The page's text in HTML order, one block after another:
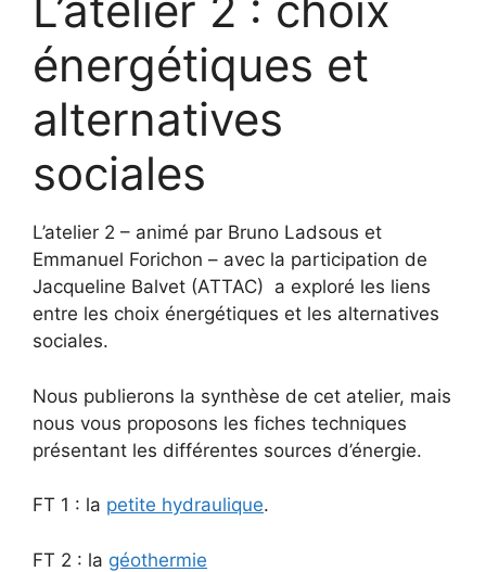
énergétiques et
alternatives
sociales
L’atelier 2 – animé par Bruno Ladsous et
Emmanuel Forichon – avec la participation de
Jacqueline Balvet (ATTAC) a exploré les liens
entre les choix énergétiques et les alternatives
sociales.
Nous publierons la synthèse de cet atelier, mais
nous vous proposons les fiches techniques
présentant les différentes sources d’énergie.
FT 1 : la petite hydraulique.
FT 2 : la géothermie